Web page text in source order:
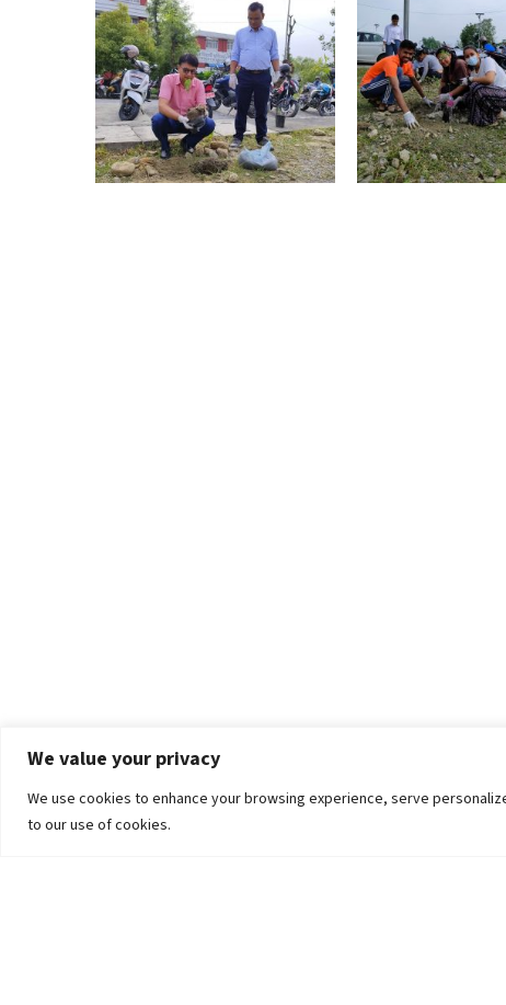
We value your privacy
We use cookies to enhance your browsing experience, serve
to our use of cookies.